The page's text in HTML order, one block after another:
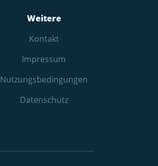
Weitere
Kontakt
Impressum
Nutzungs­bedingungen
Datenschutz